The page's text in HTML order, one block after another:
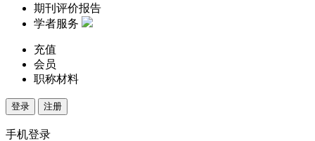
期刊评价报告
学者服务
充值
会员
职称材料
登录 注册
手机登录